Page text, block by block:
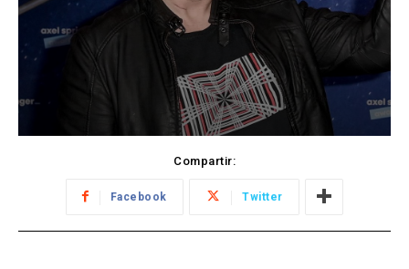
Compartir:
Facebook Twitter